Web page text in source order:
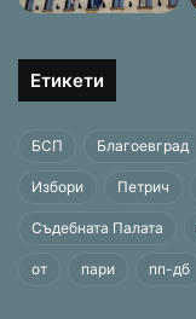
Етикети
БСП Благоевград
Избори Петрич
Съдебната Палата
от пари пп-дб